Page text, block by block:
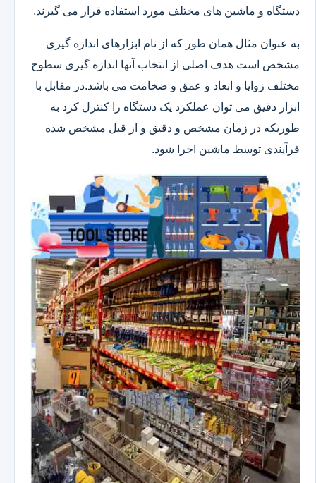
دستگاه و ماشین های مختلف مورد استفاده قرار می گیرند.
به عنوان مثال همان طور که از نام ابزارهای اندازه گیری
مشخص است هدف اصلی از انتخاب آنها اندازه گیری سطوح
مختلف زوایا و ابعاد و عمق و ضخامت می باشد.در مقابل با
ابزار دقیق می توان عملکرد یک دستگاه را کنترل کرد به
طوریکه در زمان مشخص و دقیق و از قبل مشخص شده
فرآیندی توسط ماشین اجرا شود.